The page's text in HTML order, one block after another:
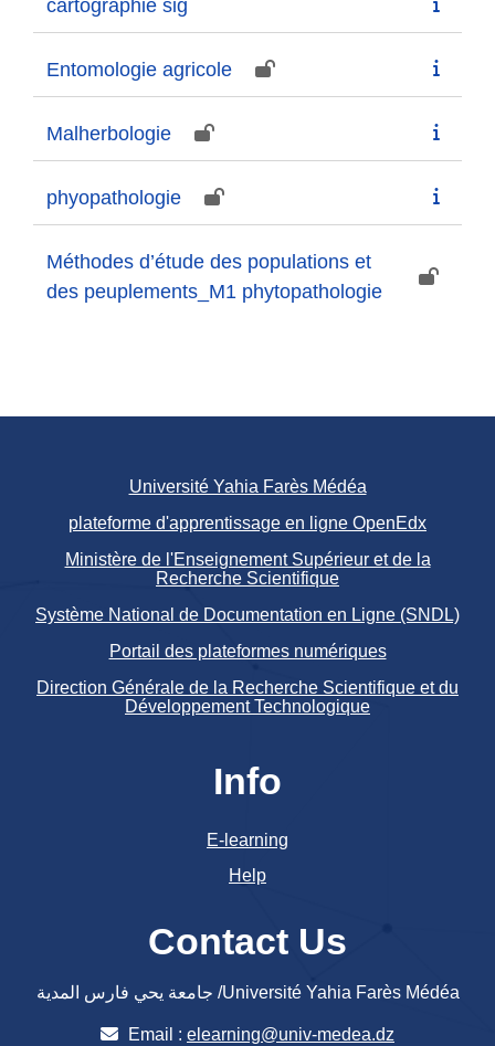
cartographie sig
Entomologie agricole
Malherbologie
phyopathologie
Méthodes d’étude des populations et
des peuplements_M1 phytopathologie
Université Yahia Farès Médéa
plateforme d'apprentissage en ligne OpenEdx
Ministère de l'Enseignement Supérieur et de la
Recherche Scientifique
Système National de Documentation en Ligne (SNDL)
Portail des plateformes numériques
Direction Générale de la Recherche Scientifique et du
Développement Technologique
Info
E-learning
Help
Contact Us
جامعة يحي فارس المدية /Université Yahia Farès Médéa
Email : elearning@univ-medea.dz